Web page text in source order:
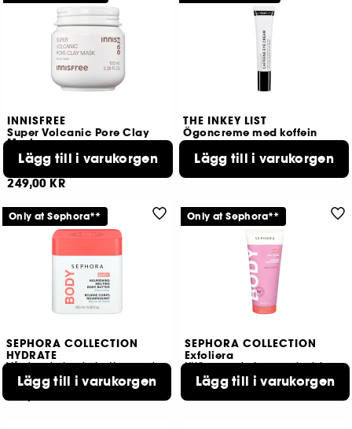
INNISFREE
Super Volcanic Pore Clay
Mask
Pore Control & Matifying
249,00 KR
Lägg till i varukorgen
THE INKEY LIST
Ögoncreme med koffein
1
Lägg till i varukorgen
SEPHORA COLLECTION
HYDRATE
Vårdande body butter med sheasmör
131
299,00 KR
Lägg till i varukorgen
Only at Sephora**
SEPHORA COLLECTION
Exfoliera
Utjämnande kroppsskrubb med AHA
199,00 KR
Lägg till i varukorgen
Only at Sephora**